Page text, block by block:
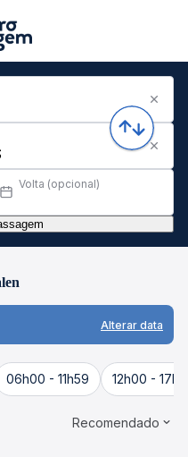
Volta (opcional)
Alterar data
06h00 - 11h59 12h00 -
Recomendado